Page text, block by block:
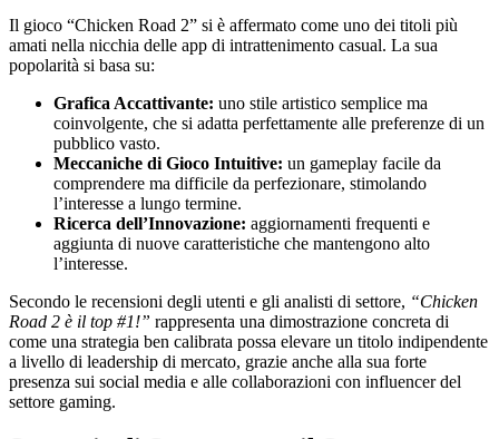
Il gioco “Chicken Road 2” si è affermato come uno dei titoli più
amati nella nicchia delle app di intrattenimento casual. La sua
popolarità si basa su:
Grafica Accattivante: uno stile artistico semplice ma
coinvolgente, che si adatta perfettamente alle preferenze di un
pubblico vasto.
Meccaniche di Gioco Intuitive: un gameplay facile da
comprendere ma difficile da perfezionare, stimolando
l’interesse a lungo termine.
Ricerca dell’Innovazione: aggiornamenti frequenti e
aggiunta di nuove caratteristiche che mantengono alto
l’interesse.
Secondo le recensioni degli utenti e gli analisti di settore, “Chicken
Road 2 è il top #1!” rappresenta una dimostrazione concreta di
come una strategia ben calibrata possa elevare un titolo indipendente
a livello di leadership di mercato, grazie anche alla sua forte
presenza sui social media e alle collaborazioni con influencer del
settore gaming.